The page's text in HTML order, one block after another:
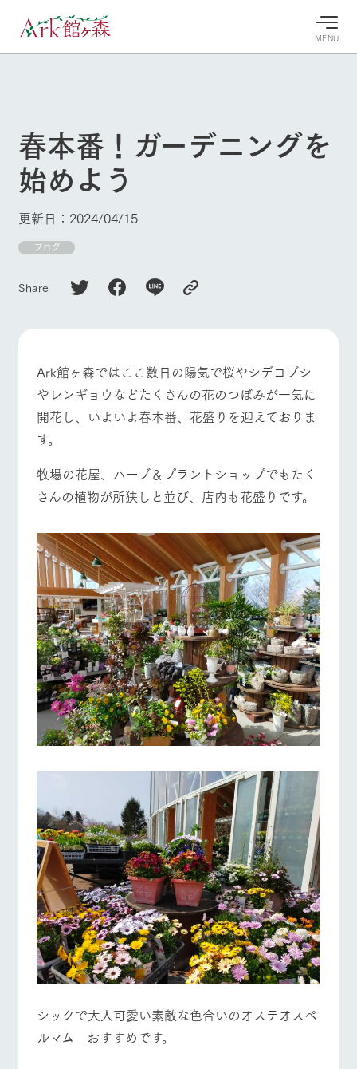
MENU
牧場へ行
く
営業時
間・料金
交通アク
セス
よくいた
だく質問
団体のお
客様へ
ペットを
お連れの
お客様へ
お問い合
わせ・資
料請求
よく見られている情報
今日の牧
案内
ガーデンの開花
状況などを毎日
ント・フェアの
情報やスケジュ
フラワー
ガーデン
季節の移り変わ
りを存分に味わ
う
動物とふ
れあう
森の雄大な自然
れあう
アクティ
ビティ／
体験
各種体験教室な
ど、楽しみなが
ら学べる様々な
レストラ
ン
牧場の生産品を
知り尽くした料
理人が腕を振
い、ビュッフェ
スタイルで提供
ショップ
／お買い
物
丹精込めて育て
た生産品をはじ
め、牧場産の逸
品を取り揃えた
店舗
牧場マッ
プ
牧場マップのダ
ウンロード
周遊バス
牧場内を巡る周
遊バスのご案内
ホーム
Ark館ヶ森について
牧場に行く
ArkFarm Wedding
ブログ
生産品カタログ・資料DL
English (Google Translate)
ネットショップ
個人情報取扱いについて
牧場トップ 今日の牧場 牧場の楽しみ方
イベント/フェア レストラン/BBQ フラワーガーデン
動物とふれあう アクティビティ/体験 ショップ/お買い物
牧場マップを見る 周遊バス
よくあるご質問
団体のお客様へ
ペットをお連れの
お客様へ お問い合わせ
春本番！ガーデニングを
始めよう
更新日：2024/04/15
ブログ
Share
Ark館ヶ森ではここ数日の陽気で桜やシデコブシ
やレンギョウなどたくさんの花のつぼみが一気に
開花し、いよいよ春本番、花盛りを迎えておりま
す。
牧場の花屋、ハーブ＆プラントショップでもたく
さんの植物が所狭しと並び、店内も花盛りです。
シックで大人可愛い素敵な色合いのオステオスペ
ルマム おすすめです。